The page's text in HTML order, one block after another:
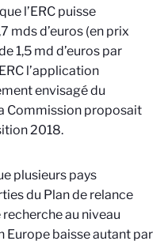
l’ERC puisse
mds d’euros (en prix
1,5 md d’euros par
l’application
envisagé du
Commission proposait
2018.
plusieurs pays
du Plan de relance
au niveau
Europe baisse autant par